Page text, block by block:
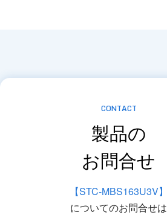
CONTACT
製品の
お問合せ
【STC-MBS163U3V】
についてのお問合せは